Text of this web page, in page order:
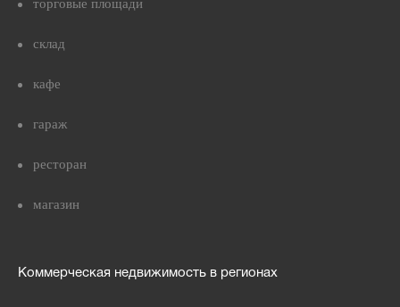
торговые площади
склад
кафе
гараж
ресторан
магазин
Коммерческая недвижимость в регионах